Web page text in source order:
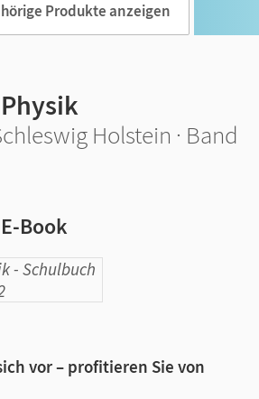
Produkte anzeigen
Holstein · Band
Book
vor – profitieren Sie von